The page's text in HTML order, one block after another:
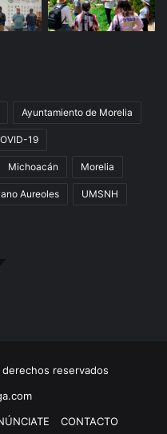
Ayuntamiento de Morelia
19
Michoacán Morelia
Aureoles UMSNH
derechos reservados
CONTACTO